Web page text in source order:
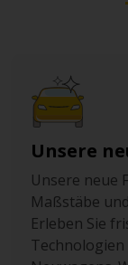
Unsere
Unsere neue
Maßstäbe
Erleben Sie
Technologien